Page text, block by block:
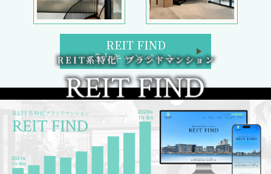
REIT FIND
5大キャンペーン